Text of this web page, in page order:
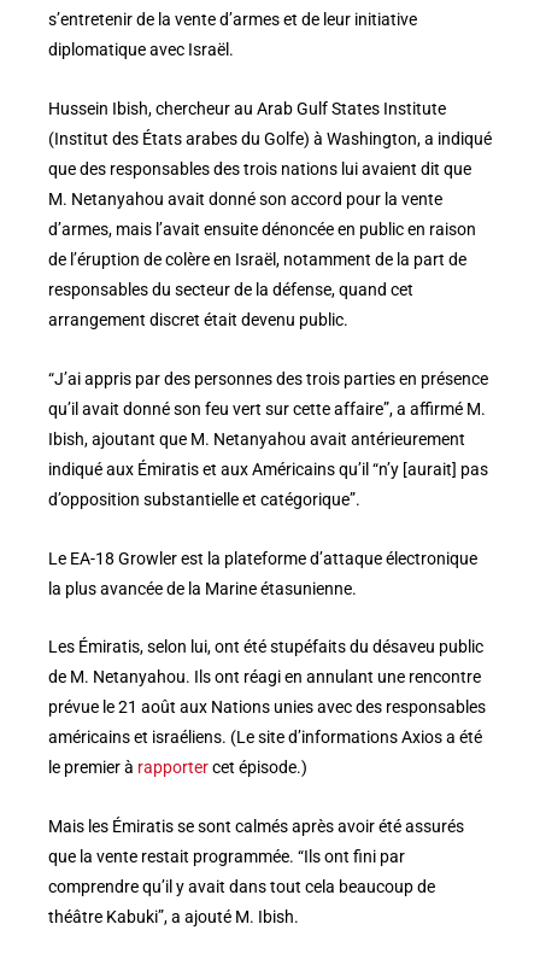
s’entretenir de la vente d’armes et de leur initiative
diplomatique avec Israël.
Hussein Ibish, chercheur au Arab Gulf States Institute
(Institut des États arabes du Golfe) à Washington, a indiqué
que des responsables des trois nations lui avaient dit que
M. Netanyahou avait donné son accord pour la vente
d’armes, mais l’avait ensuite dénoncée en public en raison
de l’éruption de colère en Israël, notamment de la part de
responsables du secteur de la défense, quand cet
arrangement discret était devenu public.
“J’ai appris par des personnes des trois parties en présence
qu’il avait donné son feu vert sur cette affaire”, a affirmé M.
Ibish, ajoutant que M. Netanyahou avait antérieurement
indiqué aux Émiratis et aux Américains qu’il “n’y [aurait] pas
d’opposition substantielle et catégorique”.
Le EA-18 Growler est la plateforme d’attaque électronique
la plus avancée de la Marine étasunienne.
Les Émiratis, selon lui, ont été stupéfaits du désaveu public
de M. Netanyahou. Ils ont réagi en annulant une rencontre
prévue le 21 août aux Nations unies avec des responsables
américains et israéliens. (Le site d’informations Axios a été
le premier à rapportercet épisode.)
Mais les Émiratis se sont calmés après avoir été assurés
que la vente restait programmée. “Ils ont fini par
comprendre qu’il y avait dans tout cela beaucoup de
théâtre Kabuki”, a ajouté M. Ibish.